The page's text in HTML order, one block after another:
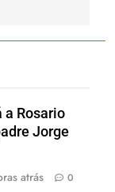
a Rosario
Jorge
atrás 0